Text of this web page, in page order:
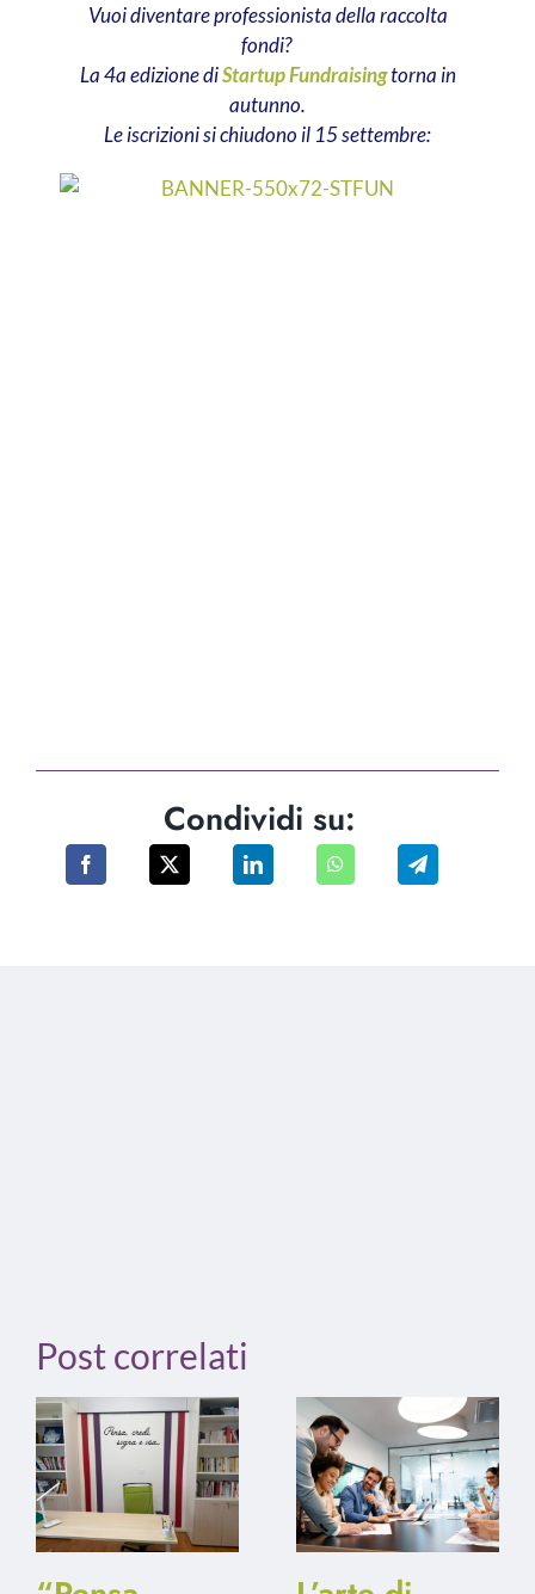
Vuoi diventare professionista della raccolta
fondi?
La 4a edizione diStartup Fundraisingtorna in
autunno.
Le iscrizioni si chiudono il 15 settembre:
Condividi su:
Post correlati